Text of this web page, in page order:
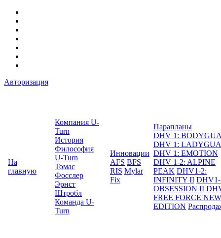
Авторизация
На
главную
Компания U-
Turn
История
Философия
U-Turn
Томас
Фосслер
Эрнст
Штробл
Команда U-
Turn
Инновации
AFS BFS
RIS Mylar
Fix
Парапланы
DHV 1:
DHV 1:
DHV 1: EMOTION
DHV 1-2: ALPINE
PEAK DHV1-2:
INFINITY II
OBSESSION II
FREE FORCE NEW
EDITION